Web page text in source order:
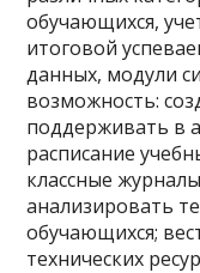
обучающихся,
итоговой
данных, модули
возможность:
поддерживать в
расписание
классные
анализировать
обучающихся;
технических